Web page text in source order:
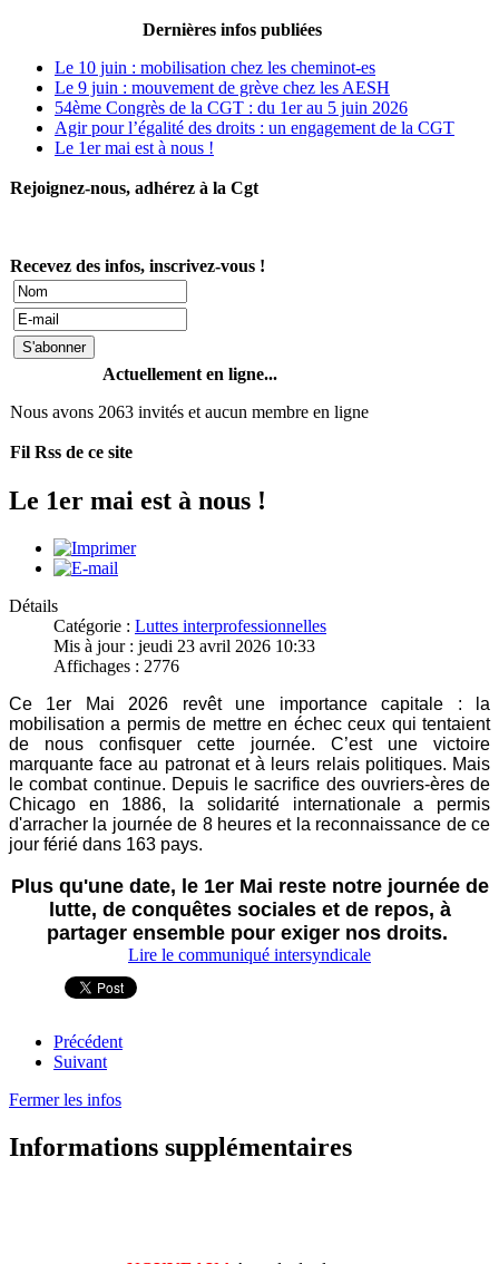
Dernières infos publiées
Le 10 juin : mobilisation chez les cheminot-es
Le 9 juin : mouvement de grève chez les AESH
54ème Congrès de la CGT : du 1er au 5 juin 2026
Agir pour l’égalité des droits : un engagement de la CGT
Le 1er mai est à nous !
Rejoignez-nous, adhérez à la Cgt
Recevez des infos, inscrivez-vous !
Actuellement en ligne...
Nous avons 2063 invités et aucun membre en ligne
Fil Rss de ce site
Le 1er mai est à nous !
Détails
Catégorie : Luttes interprofessionnelles
Mis à jour : jeudi 23 avril 2026 10:33
Affichages : 2776
Ce 1er Mai 2026 revêt une importance capitale : la
mobilisation a permis de mettre en échec ceux qui tentaient
de nous confisquer cette journée. C’est une victoire
marquante face au patronat et à leurs relais politiques. Mais
le combat continue. Depuis le sacrifice des ouvriers-ères de
Chicago en 1886, la solidarité internationale a permis
d'arracher la journée de 8 heures et la reconnaissance de ce
jour férié dans 163 pays.
Plus qu'une date, le 1er Mai reste notre journée de
lutte, de conquêtes sociales et de repos, à
partager ensemble pour exiger nos droits.
Lire le communiqué intersyndicale
Précédent
Suivant
Fermer les infos
Informations supplémentaires